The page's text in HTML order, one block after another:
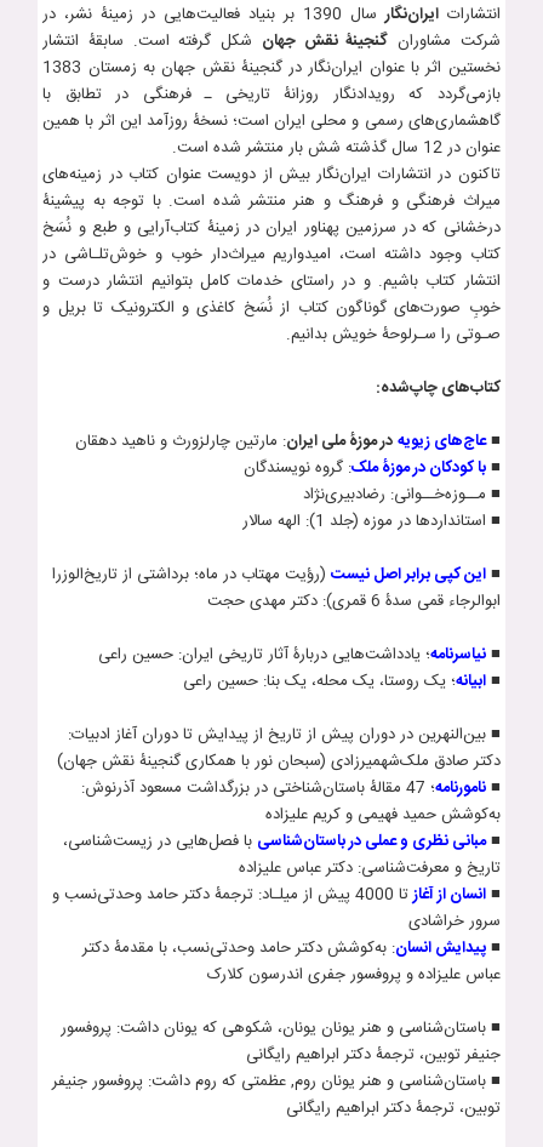
انتشارات ایران‌نگار
سال 1390 بر بنیاد فعالیت‌هایی در زمینۀ نشر، در
شرکت مشاوران گنجینۀ نقش جهانشکل گرفته است. سابقۀ انتشار
نخستین اثر با عنوان ایران‌نگار در گنجینۀ نقش جهان به زمستان 1383
بازمی‌گردد که رویدادنگار روزانۀ تاریخی ـ فرهنگی در تطابق با
گاهشماری‌های رسمی و محلی ایران است؛ نسخۀ روزآمد این اثر با همین
عنوان در 12 سال گذشته شش بار منتشر شده است.
تاکنون در انتشارات ایران‌نگار بیش از دویست عنوان کتاب‌ در زمینه‌های
میراث فرهنگی و فرهنگ و هنر منتشر شده است. با توجه به پیشینۀ
درخشانی که در سرزمین پهناور ایران در زمینۀ کتاب‌آرایی و طبع و نُسَخ
کتاب وجود داشته است، امیدواریم میراث‌دار خوب و خوش‌تلـاشی در
انتشار کتاب باشیم. و در راستای خدمات کامل بتوانیم انتشار درست و
خوبِ صورت‌های گوناگون کتاب از نُسَخ کاغذی و الکترونیک تا بریل و
صـوتی را سـرلوحۀ خویش بدانیم.
کتاب‌های چاپ‌شده:
■عاج‌های زيويهدر موزۀ ملی ايران: مارتين چارلزورث و ناهيد دهقان
■با کودکان در موزۀ ملک: گروه نویسندگان
■ مــوزه‌خــوانی: رضادبیری­‌نژاد
■ استانداردها در موزه (جلد 1): الهه سالار
■این کپی برابر اصل نیست(رؤیت مهتاب در ماه؛ برداشتی از تاریخ­‌الوزرا
ابوالرجاء قمی سدۀ 6 قمری): دکتر مهدی حجت
■نياسرنامه؛ يادداشت‌هايی دربارۀ آثار تاريخی ايران: حسين راعی
■ابيانه؛ يک روستا، يک محله، يک بنا: حسين راعی
■ بين‌النهرين در دوران پيش از تاريخ از پيدايش تا دوران آغاز ادبيات:
دکتر صادق ملک‌شهميرزادی (سبحان نور با همکاری گنجینۀ نقش جهان)
■نامورنامه
؛ 47 مقالۀ باستان‌شناختی در بزرگداشت مسعود آذرنوش:
به‌کوشش حميد فهيمی و کريم عليزاده
■مبانی نظری و عملی در باستان‌شناسیبا فصل‌هايی در زيست‌شناسی،
تاريخ و معرفت‌شناسی: دکتر عباس عليزاده
■انسان از آغاز
تا 4000 پیش از میلـاد: ترجمۀ دکتر حامد وحدتی‌نسب و
سرور خراشادی
■پيدايش انسان: به‌کوشش دکتر حامد وحدتی‌نسب، با مقدمۀ دکتر
عباس عليزاده و پروفسور جفری اندرسون کلارک
■ باستان­‌شناسی و هنر یونان یونان، شکوهی که یونان داشت: پروفسور
جنیفر توبین، ترجمۀ دکتر ابراهیم رایگانی
■ باستان­‌شناسی و هنر یونان روم, عظمتی که روم داشت: پروفسور جنیفر
توبین، ترجمۀ دکتر ابراهیم رایگانی